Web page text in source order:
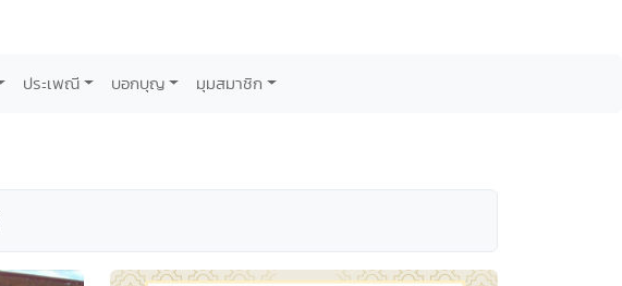
ประเพณี บอกบุญ มุมสมาชิก